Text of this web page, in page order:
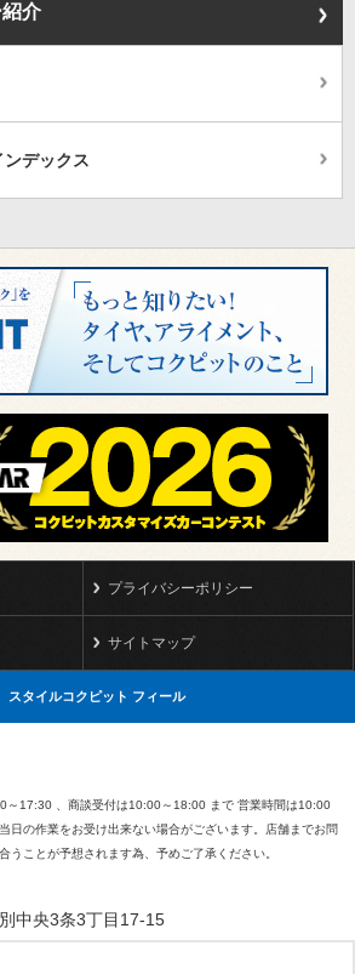
介
デックス
プライバシーポリシー
サイトマップ
スタイルコクピット フィール
～17:30 、商談受付は10:00～18:00 まで 営業時間は10:00
日の作業をお受け出来ない場合がございます。店舗までお問
うことが予想されます為、予めご了承ください。
中央3条3丁目17-15